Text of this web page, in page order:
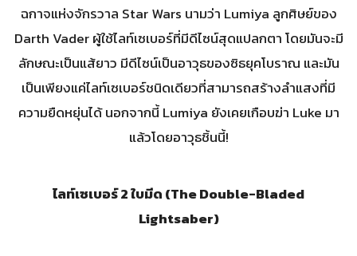
ฉกาจแห่งจักรวาล Star Wars นามว่า Lumiya ลูกศิษย์ของ
Darth Vader ผู้ใช้ไลท์เซเบอร์ที่มีดีไซน์สุดแปลกตา โดยมันจะมี
ลักษณะเป็นแส้ยาว มีดีไซน์เป็นอาวุธของซิธยุคโบราณ และมัน
เป็นเพียงแค่ไลท์เซเบอร์ชนิดเดียวที่สามารถสร้างลำแสงที่มี
ความยืดหยุ่นได้ นอกจากนี้ Lumiya ยังเคยเกือบฆ่า Luke มา
แล้วโดยอาวุธชิ้นนี้!
ไลท์เซเบอร์ 2 ใบมีด (The Double-Bladed
Lightsaber)